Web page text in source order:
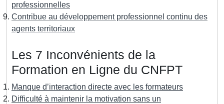
professionnelles
Contribue au développement professionnel continu des
agents territoriaux
Les 7 Inconvénients de la
Formation en Ligne du CNFPT
Manque d’interaction directe avec les formateurs
Difficulté à maintenir la motivation sans un